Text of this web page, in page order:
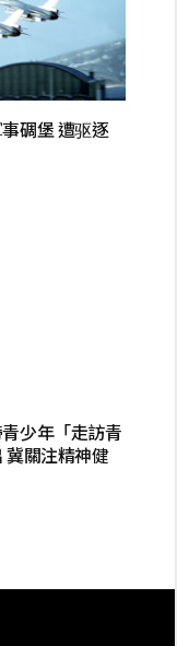
碉堡 遭驱逐
少年「走訪青
冀關注精神健